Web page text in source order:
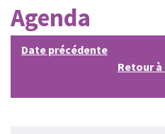
Agenda
Date précédente
Retour